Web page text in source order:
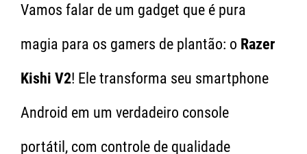
Vamos falar de um gadget que é pura
magia para os gamers de plantão: o Razer
Kishi V2! Ele transforma seu smartphone
Android em um verdadeiro console
portátil, com controle de qualidade